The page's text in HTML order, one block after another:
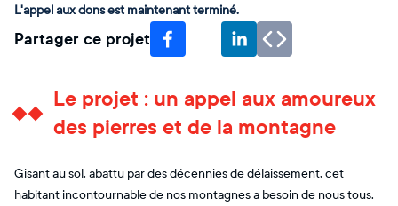
L'appel aux dons est maintenant terminé.
Partager ce projet
Le projet : un appel aux amoureux
des pierres et de la montagne
Gisant au sol, abattu par des décennies de délaissement, cet
habitant incontournable de nos montagnes a besoin de nous tous.